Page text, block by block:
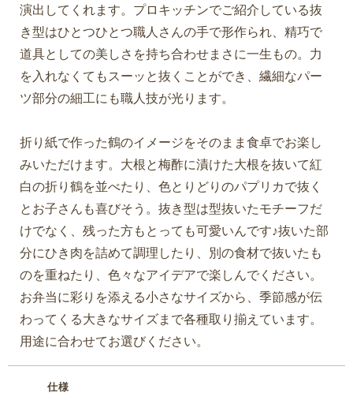
演出してくれます。プロキッチンでご紹介している抜
き型はひとつひとつ職人さんの手で形作られ、精巧で
道具としての美しさを持ち合わせまさに一生もの。力
を入れなくてもスーッと抜くことができ、繊細なパー
ツ部分の細工にも職人技が光ります。
折り紙で作った鶴のイメージをそのまま食卓でお楽し
みいただけます。大根と梅酢に漬けた大根を抜いて紅
白の折り鶴を並べたり、色とりどりのパプリカで抜く
とお子さんも喜びそう。抜き型は型抜いたモチーフだ
けでなく、残った方もとっても可愛いんです♪抜いた部
分にひき肉を詰めて調理したり、別の食材で抜いたも
のを重ねたり、色々なアイデアで楽しんでください。
お弁当に彩りを添える小さなサイズから、季節感が伝
わってくる大きなサイズまで各種取り揃えています。
用途に合わせてお選びください。
仕様